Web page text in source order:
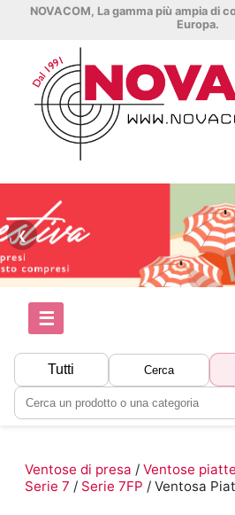
NOVACOM, La gamma più ampia di
Europa.
❮
☰
Tutti Cerca
Ventose di presa / Ventose piatte
Serie 7 / Serie 7FP / Ventosa